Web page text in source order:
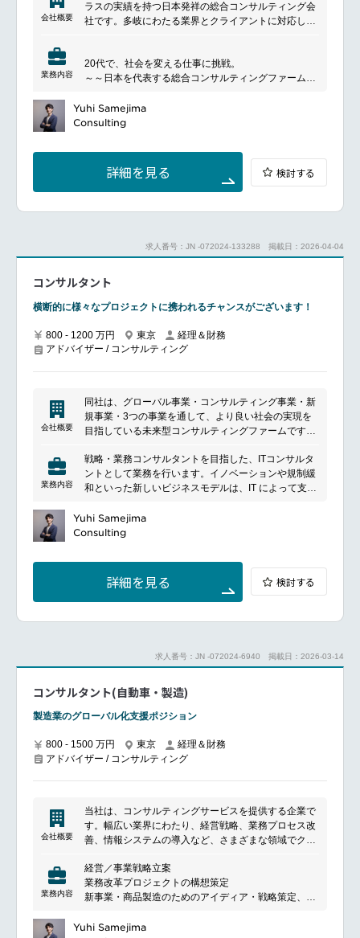
会社概要
ラスの実績を持つ日本発祥の総合コンサルティング会
社です。多岐にわたる業界とクライアントに対応し、
揮し、デジタルトランスフォーメーションやDX推進
をサポートすることで知られています。
ントが多数在籍しており、クライアントのニーズに応
じたカスタマイズされたソリューションを提供するこ
幅広い業界への総合的な課題解決を通じて培った知見
やネットワークの活用はもちろん、日本企業だからこ
そ理解できる価値観や文化を織り込んだ付加価値の高
いサービスの提供により、クライアントの成長に貢献
することを使命としています。
業務内容
20代で、社会を変える仕事に挑戦。
～～日本を代表する総合コンサルティングファーム
数々のリーディングカンパニーの成長に貢献し続け
す。戦略策定・業務改革・ITコンサルティングから企
画・運用まで、一気通貫のサービスを提供し、クライ
アントの事業展開を支援しています。
「自分の能力を最大限に活かしたい」「圧倒的な成長
み出す、そんな仕事を実現しましょう。
多数の異業界出身メンバーが、セカンドキャリアとし
その理由は明白です。
しれません。しかし、あなたのそのオリジナルの経験
こそが、社会を動かす力になります。ぜひ同社で、経
■ポジション：経営戦略コンサルタント
■具体的な業務内容：
経営戦略コンサルタントとして、クライアントの戦略
・コンサルティング案件（戦略、業務、IT）のプロジ
ェクトリード
・クライアントとのリレーションシップマネジメント
・スマートシティ構想推進に向けた新規事業構想策定
・自治体が持つ医療データを活用したAI事業企画検討
・デジタル技術を活用した顧客体験向上施策の提案
■同社で働く魅力：
やキャリア支援も充実しており、未経験でも十分にキ
ャッチアップ可能な環境です。
・成果に基づくキャリアパス・高収入の実現：
在籍年数など、実力値に関係ない制約を排除。成果次
第でスピーディーなキャリアアップが可能です。入社
ません。
・働きやすい環境：
整備。全社の月平均残業時間は、約20時間ほどとなっ
ており、非常にホワイトな環境です。
・グローバルへの挑戦：
あります。語学力や外資系企業での業務経験など、あ
なたの強みを活かす場所に出会えるかもしれません。
【仕事のおもしろさ、高年収の実現、ワークライフバ
ここで全て手に入れませんか？
Yuhi Samejima
Consulting
詳細を見る 検討する
求人番号：JN -072024-133288 掲載日：2026-04-04
コンサルタント
横断的に様々なプロジェクトに携われるチャンスがございます！
800 - 1200 万円 東京
経理＆財務
アドバイザー / コンサルティング
会社概要
同社は、グローバル事業・コンサルティング事業・新
規事業・3つの事業を通して、より良い社会の実現を
目指している未来型コンサルティングファームです。
イアントに対して戦略的なアドバイザリーとコンサル
ティングサービスを提供しています。
また、日本発のグローバルコンサルティングファーム
の事業展開を目指しています。
業務内容
戦略・業務コンサルタントを目指した、ITコンサルタ
ントとして業務を行います。イノベーションや規制緩
和といった新しいビジネスモデルは、IT によって支え
当社では、ITを目的とした業務支援ではなく、経営と
ITの流れを作り、戦略実現のためのIT化をシームレス
Yuhi Samejima
Consulting
詳細を見る 検討する
求人番号：JN -072024-6940 掲載日：2026-03-14
コンサルタント(自動車・製造)
製造業のグローバル化支援ポジション
800 - 1500 万円 東京
経理＆財務
アドバイザー / コンサルティング
会社概要
当社は、コンサルティングサービスを提供する企業で
す。幅広い業界にわたり、経営戦略、業務プロセス改
善、情報システムの導入など、さまざまな領域でクラ
す。クライアントのニーズに合わせたカスタマイズさ
れたソリューションを提供し、彼らの成長と発展をサ
ポートしています。豊富な経験と専門知識を持つチー
サポートし、クライアントのビジネスに価値を追加し
業務内容
経営／事業戦略立案
業務改革プロジェクトの構想策定
新事業・商品製造のためのアイディア・戦略策定、実
ものづくり能力、マーケティング、販売業務の強化に
Yuhi Samejima